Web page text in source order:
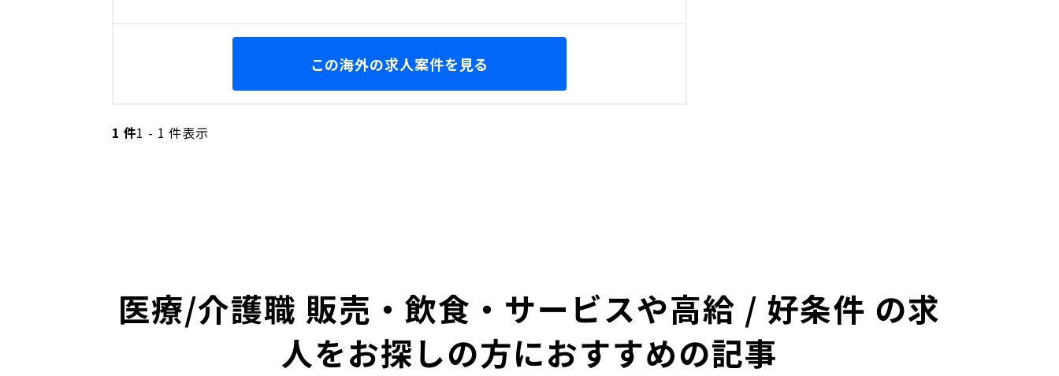
この海外の求人案件を見る
1 件1 - 1 件表示
医療/介護職 販売・飲食・サービスや高給 / 好条件 の求
人をお探しの方におすすめの記事